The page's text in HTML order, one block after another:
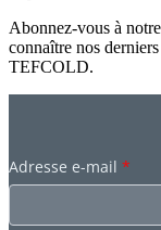
Abonnez-vous à
connaître nos
TEFCOLD.
Adresse e-mail *